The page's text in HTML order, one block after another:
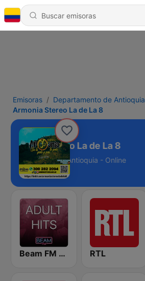
Emisoras
Departamento de Antioquia
Armonia Stereo La de La 8
Armonia Stereo La de La 8
Departamento de Antioquia - Online
Beam FM - Adult Hits RTL